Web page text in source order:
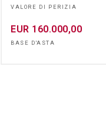
VALORE DI PERIZIA
EUR 160.000,00
BASE D'ASTA